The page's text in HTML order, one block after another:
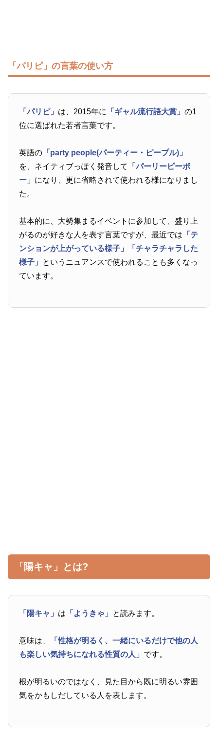
「パリピ」の言葉の使い方
「パリピ」 は、2015年に 「ギャル流行語大賞」の1
位に選ばれた若者言葉です。
英語の 「party people(パーティー・ピープル)」
を、ネイティブっぽく発音して
「パーリーピーポ
ー」 になり、更に省略されて使われる様になりまし
た。
基本的に、大勢集まるイベントに参加して、盛り上
がるのが好きな人を表す言葉ですが、最近では 「テ
ンションが上がっている様子」
「チャラチャラした
様子」 というニュアンスで使われることも多くなっ
ています。
「陽キャ」とは?
「陽キャ」 は 「ようきゃ」 と読みます。
意味は、
「性格が明るく、一緒にいるだけで他の人
も楽しい気持ちになれる性質の人」 です。
根が明るいのではなく、見た目から既に明るい雰囲
気をかもしだしている人を表します。